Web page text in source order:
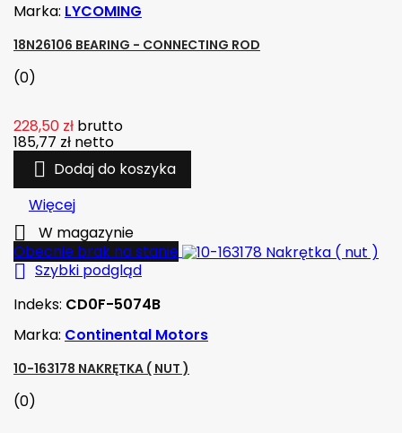
Marka: LYCOMING
18N26106 BEARING - CONNECTING ROD
(0)
228,50 zł brutto
185,77 zł netto
 Dodaj do koszyka
Więcej

W magazynie
Obecnie brak na stanie
 Szybki podgląd
Indeks: CD0F-5074B
Marka: Continental Motors
10-163178 NAKRĘTKA ( NUT )
(0)